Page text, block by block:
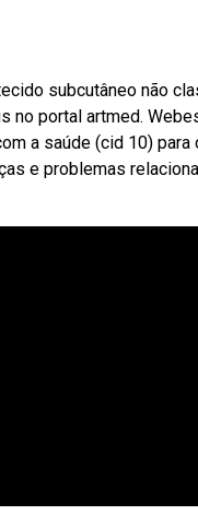
subcutâneo não
no portal artmed.
a saúde (cid 10) para
e problemas